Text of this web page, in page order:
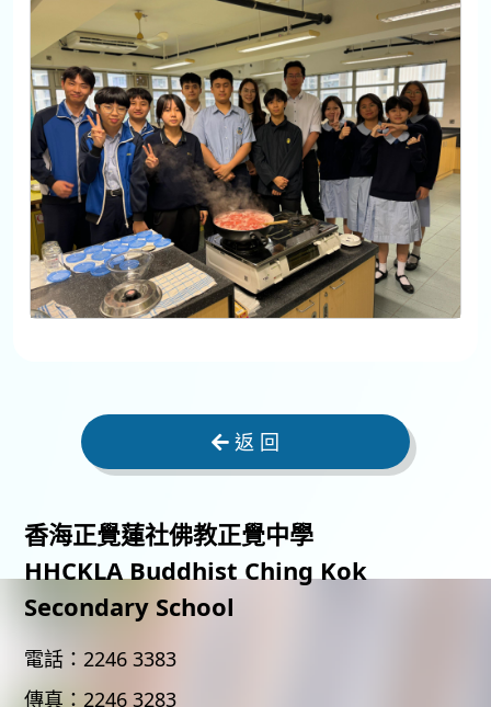
返 回
香海正覺蓮社佛教正覺中學
HHCKLA Buddhist Ching Kok
Secondary School
電話： 2246 3383
傳真： 2246 3283